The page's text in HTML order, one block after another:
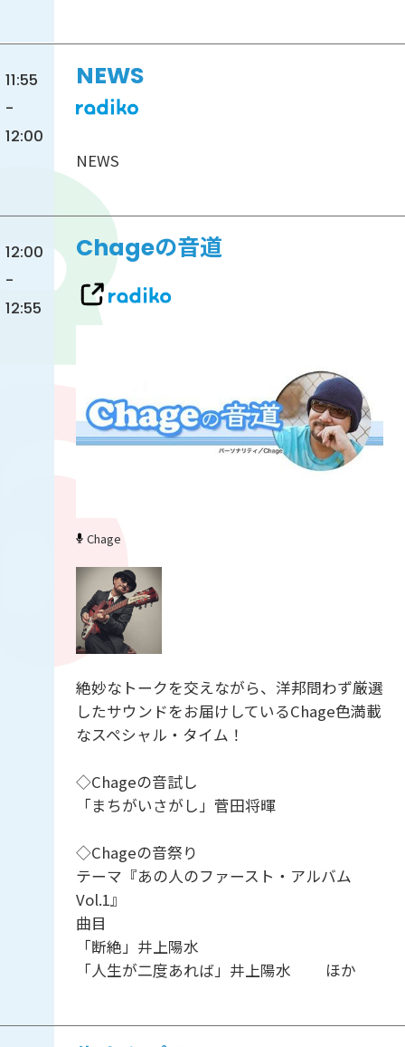
11:55
-
12:00
NEWS
NEWS
12:00
-
12:55
Chageの音道
Chage
絶妙なトークを交えながら、洋邦問わず厳選
したサウンドをお届けしているChage色満載
なスペシャル・タイム！
◇Chageの音試し
「まちがいさがし」菅田将暉
◇Chageの音祭り
テーマ『あの人のファースト・アルバム
Vol.1』
曲目
「断絶」井上陽水
「人生が二度あれば」井上陽水 ほか